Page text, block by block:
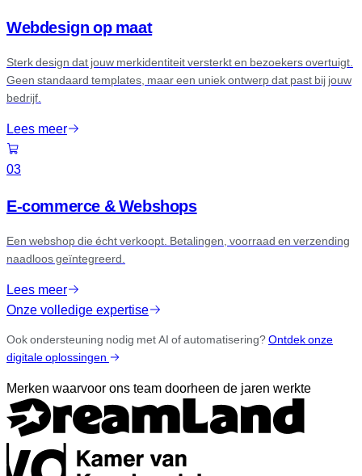
Webdesign op maat
Sterk design dat jouw merkidentiteit versterkt en bezoekers overtuigt.
Geen standaard templates, maar een uniek ontwerp dat past bij jouw
bedrijf.
Lees meer
03
E-commerce & Webshops
Een webshop die écht verkoopt. Betalingen, voorraad en verzending
naadloos geïntegreerd.
Lees meer
Onze volledige expertise
Ook ondersteuning nodig met AI of automatisering?Ontdek onze
digitale oplossingen
Merken waarvoor ons team doorheen de jaren werkte